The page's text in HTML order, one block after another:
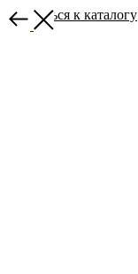
Вернуться к каталогу